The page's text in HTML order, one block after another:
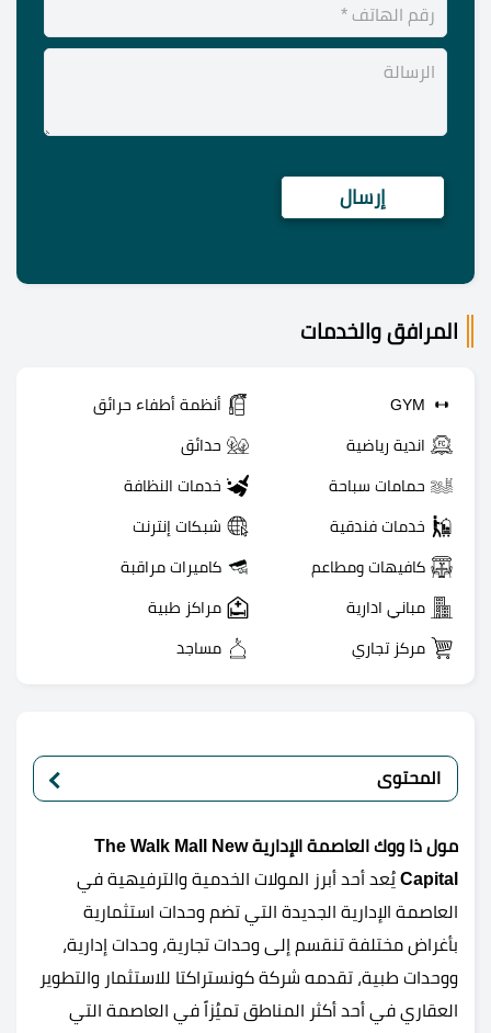
المرافق والخدمات
GYM أنظمة أطفاء حرائق
اندية رياضية حدائق
حمامات سباحة خدمات النظافة
خدمات فندقية شبكات إنترنت
كافيهات ومطاعم كاميرات مراقبة
مباني ادارية مراكز طبية
مركز تجاري مساجد
المحتوى
مول ذا ووك العاصمة الإداريةThe Walk Mall New
Capital يُعد أحد أبرز المولات الخدمية والترفيهية في
العاصمة الإدارية الجديدة التي تضم وحدات استثمارية
بأغراض مختلفة تنقسم إلى وحدات تجارية، وحدات إدارية،
ووحدات طبية، تقدمه شركة كونستراكتا للاستثمار والتطوير
العقاري في أحد أكثر المناطق تميُزاً في العاصمة التي